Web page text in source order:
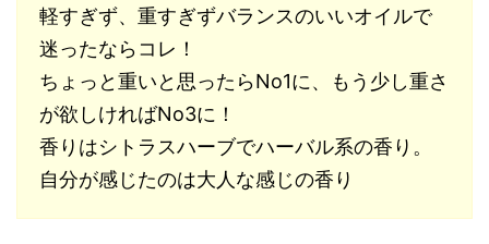
軽すぎず、重すぎずバランスのいいオイルで
迷ったならコレ！
ちょっと重いと思ったらNo1に、もう少し重さ
が欲しければNo3に！
香りはシトラスハーブでハーバル系の香り。
自分が感じたのは大人な感じの香り